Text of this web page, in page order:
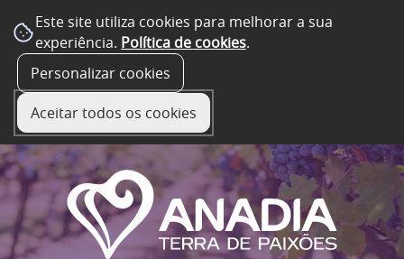
Este site utiliza cookies para melhorar a sua
experiência. Política de cookies.
Personalizar cookies
Aceitar todos os cookies